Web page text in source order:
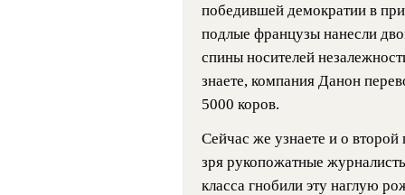
победившей демократии в
подлые французы нанесли
спины носителей
знаете, компания Данон
5000 коров.
Сейчас же узнаете и о
зря рукопожатные
класса гнобили эту наглую